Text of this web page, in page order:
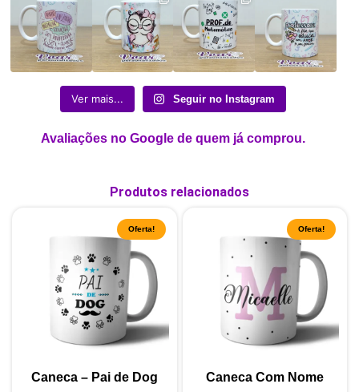
Ver mais... Seguir no Instagram
Avaliações no Google de quem já comprou.
Produtos relacionados
Oferta!
Caneca – Pai de Dog
Oferta!
Caneca Com Nome